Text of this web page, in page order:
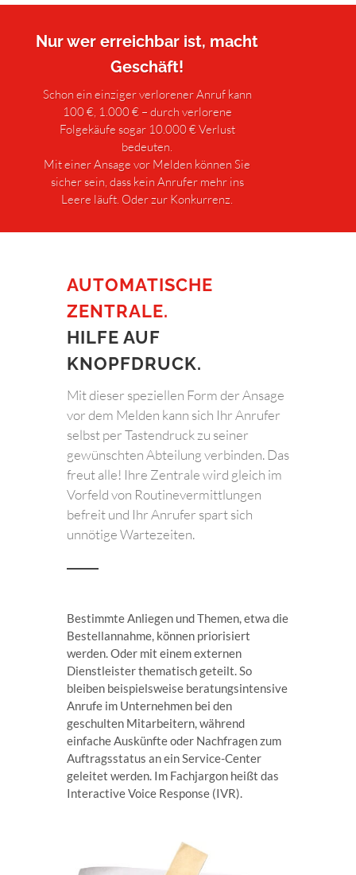
Nur wer erreichbar ist, macht
Geschäft!
Schon ein einziger verlorener Anruf kann
100 €, 1.000 € – durch verlorene
Folgekäufe sogar 10.000 € Verlust
bedeuten.
Mit einer Ansage vor Melden können Sie
sicher sein, dass kein Anrufer mehr ins
Leere läuft. Oder zur Konkurrenz.
AUTOMATISCHE
ZENTRALE.
HILFE AUF
KNOPFDRUCK.
Mit dieser speziellen Form der Ansage
vor dem Melden kann sich Ihr Anrufer
selbst per Tastendruck zu seiner
gewünschten Abteilung verbinden. Das
freut alle! Ihre Zentrale wird gleich im
Vorfeld von Routinevermittlungen
befreit und Ihr Anrufer spart sich
unnötige Wartezeiten.
Bestimmte Anliegen und Themen, etwa die
Bestellannahme, können priorisiert
werden. Oder mit einem externen
Dienstleister thematisch geteilt. So
bleiben beispielsweise beratungsintensive
Anrufe im Unternehmen bei den
geschulten Mitarbeitern, während
einfache Auskünfte oder Nachfragen zum
Auftragsstatus an ein Service-Center
geleitet werden. Im Fachjargon heißt das
Interactive Voice Response (IVR).